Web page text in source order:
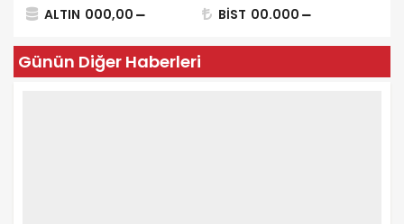
ALTIN 000,00 BİST 00.000
Günün Diğer Haberleri